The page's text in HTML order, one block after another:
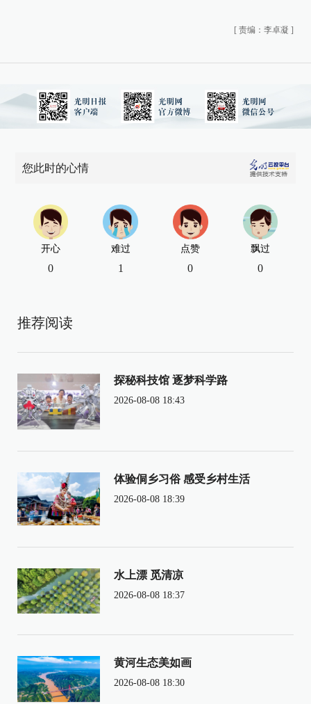
[ 责编：李卓凝 ]
您此时的心情
开心
0
难过
1
点赞
0
飘过
0
推荐阅读
探秘科技馆 逐梦科学路
2026-08-08 18:43
体验侗乡习俗 感受乡村生活
2026-08-08 18:39
水上漂 觅清凉
2026-08-08 18:37
黄河生态美如画
2026-08-08 18:30